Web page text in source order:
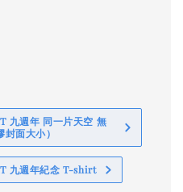
九週年 同一片天空 無
面大小）
九週年紀念 T-shirt